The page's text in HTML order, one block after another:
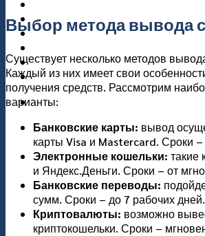
ติดต่อเรา
Выбор метода вывода
Существует несколько методов
Каждый из них имеет свои
получения средств. Рассмотрим
варианты:
Банковские карты: вывод
карты Visa и Mastercard. Сроки –
Электронные кошельки: такие
и Яндекс.Деньги. Сроки – от
Банковские переводы:
сумм. Сроки – до 7 рабочих дней.
Криптовалюты: возможно
криптокошельки. Сроки –